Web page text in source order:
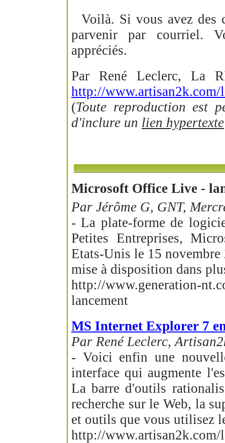
Voilà. Si vous avez des
parvenir par courriel.
appréciés.
Par René Leclerc, La
http://
(Toute reproduction est
d'inclure un lien hypertexte
Microsoft Office Live -
Par Jérôme G, GNT,
- La plate-forme de
Petites Entreprises,
Etats-Unis le 15 novembre
mise à disposition dans
http://www.generation-
lancement
MS Internet Explorer 7
Par René Leclerc,
- Voici enfin une
interface qui augmente
La barre d'outils
recherche sur le Web, la
et outils que vous utilisez
http://www.artisan2k.com/